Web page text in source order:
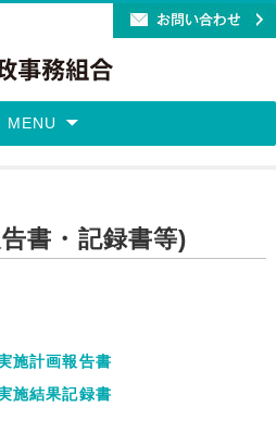
MENU
書・記録書等)
施計画報告書
施結果記録書